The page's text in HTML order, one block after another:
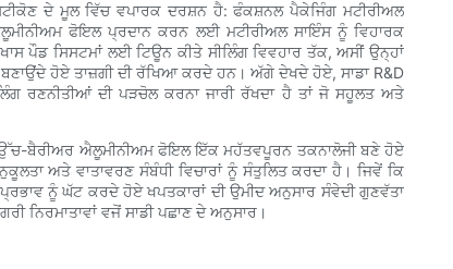
ਦੇ ਮੂਲ ਵਿੱਚ ਵਪਾਰਕ ਦਰਸ਼ਨ ਹੈ: ਫੰਕਸ਼ਨਲ ਪੈਕੇਜਿੰਗ ਮਟੀਰੀਅਲ
ਫੋਇਲ ਪ੍ਰਦਾਨ ਕਰਨ ਲਈ ਮਟੀਰੀਅਲ ਸਾਇੰਸ ਨੂੰ ਵਿਹਾਰਕ
ਪੌਡ ਸਿਸਟਮਾਂ ਲਈ ਟਿਊਨ ਕੀਤੇ ਸੀਲਿੰਗ ਵਿਵਹਾਰ ਤੱਕ, ਅਸੀਂ ਉਨ੍ਹਾਂ
ਹੋਏ ਤਾਜ਼ਗੀ ਦੀ ਰੱਖਿਆ ਕਰਦੇ ਹਨ। ਅੱਗੇ ਦੇਖਦੇ ਹੋਏ, ਸਾਡਾ R&D
ਰਣਨੀਤੀਆਂ ਦੀ ਪੜਚੋਲ ਕਰਨਾ ਜਾਰੀ ਰੱਖਦਾ ਹੈ ਤਾਂ ਜੋ ਸਹੂਲਤ ਅਤੇ
ਬੈਰੀਅਰ ਐਲੂਮੀਨੀਅਮ ਫੋਇਲ ਇੱਕ ਮਹੱਤਵਪੂਰਨ ਤਕਨਾਲੋਜੀ ਬਣੇ ਹੋਏ
ਅਤੇ ਵਾਤਾਵਰਣ ਸੰਬੰਧੀ ਵਿਚਾਰਾਂ ਨੂੰ ਸੰਤੁਲਿਤ ਕਰਦਾ ਹੈ। ਜਿਵੇਂ ਕਿ
ਨੂੰ ਘੱਟ ਕਰਦੇ ਹੋਏ ਖਪਤਕਾਰਾਂ ਦੀ ਉਮੀਦ ਅਨੁਸਾਰ ਸੰਵੇਦੀ ਗੁਣਵੱਤਾ
ਨਿਰਮਾਤਾਵਾਂ ਵਜੋਂ ਸਾਡੀ ਪਛਾਣ ਦੇ ਅਨੁਸਾਰ।